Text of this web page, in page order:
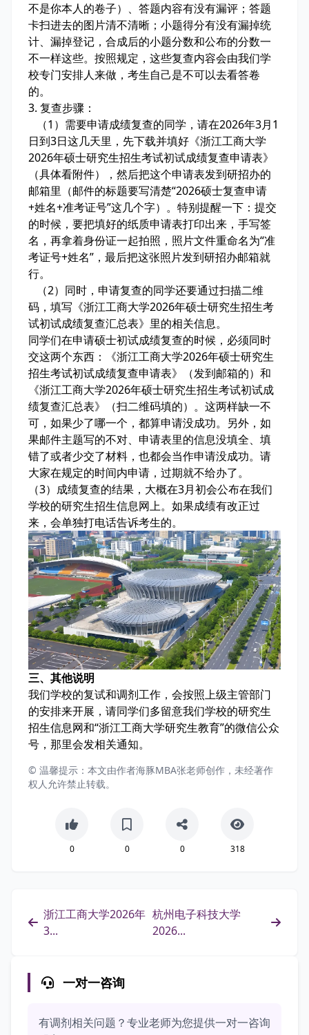
不是你本人的卷子）、答题内容有没有漏评；答题
卡扫进去的图片清不清晰；小题得分有没有漏掉统
计、漏掉登记，合成后的小题分数和公布的分数一
不一样这些。按照规定，这些复查内容会由我们学
校专门安排人来做，考生自己是不可以去看答卷
的。
3. 复查步骤：
（1）需要申请成绩复查的同学，请在2026年3月1
日到3日这几天里，先下载并填好《浙江工商大学
2026年硕士研究生招生考试初试成绩复查申请表》
（具体看附件），然后把这个申请表发到研招办的
邮箱里（邮件的标题要写清楚“2026硕士复查申请
+姓名+准考证号”这几个字）。特别提醒一下：提交
的时候，要把填好的纸质申请表打印出来，手写签
名，再拿着身份证一起拍照，照片文件重命名为“准
考证号+姓名”，最后把这张照片发到研招办邮箱就
行。
（2）同时，申请复查的同学还要通过扫描二维
码，填写《浙江工商大学2026年硕士研究生招生考
试初试成绩复查汇总表》里的相关信息。
同学们在申请硕士初试成绩复查的时候，必须同时
交这两个东西：《浙江工商大学2026年硕士研究生
招生考试初试成绩复查申请表》（发到邮箱的）和
《浙江工商大学2026年硕士研究生招生考试初试成
绩复查汇总表》（扫二维码填的）。这两样缺一不
可，如果少了哪一个，都算申请没成功。另外，如
果邮件主题写的不对、申请表里的信息没填全、填
错了或者少交了材料，也都会当作申请没成功。请
大家在规定的时间内申请，过期就不给办了。
（3）成绩复查的结果，大概在3月初会公布在我们
学校的研究生招生信息网上。如果成绩有改正过
来，会单独打电话告诉考生的。
三、其他说明
我们学校的复试和调剂工作，会按照上级主管部门
的安排来开展，请同学们多留意我们学校的研究生
招生信息网和“浙江工商大学研究生教育”的微信公众
号，那里会发相关通知。
© 温馨提示：本文由作者海豚MBA张老师创作，未经著作
权人允许禁止转载。
0 0 0 318
浙江工商大学2026年
3...
杭州电子科技大学
2026...
一对一咨询
有调剂相关问题？专业老师为您提供一对一咨询